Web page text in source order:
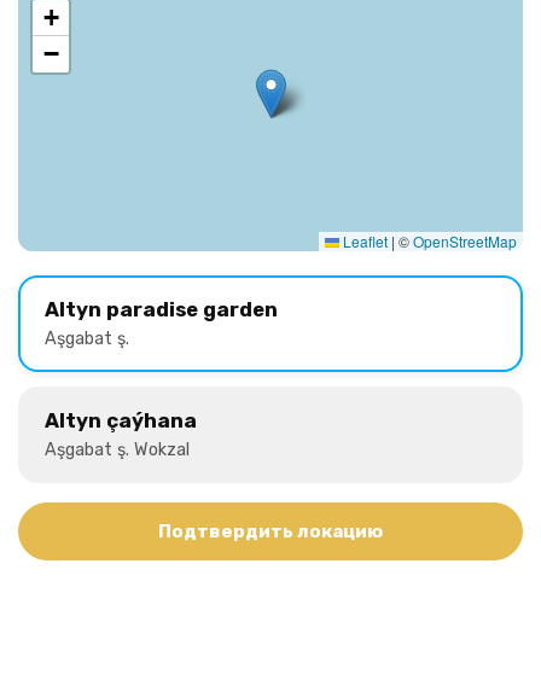
+
−
Leaflet | ©OpenStreetMap
Altyn paradise garden
Aşgabat ş.
Altyn çaýhana
Aşgabat ş. Wokzal
Подтвердить локацию